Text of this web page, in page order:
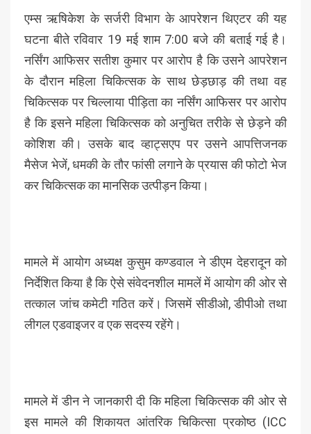
एम्स ऋषिकेश के सर्जरी विभाग के आपरेशन थिएटर की यह
घटना बीते रविवार 19 मई शाम 7:00 बजे की बताई गई है।
नर्सिंग आफिसर सतीश कुमार पर आरोप है कि उसने आपरेशन
के दौरान महिला चिकित्सक के साथ छेड़छाड़ की तथा वह
चिकित्सक पर चिल्लाया पीड़िता का नर्सिंग आफिसर पर आरोप
है कि इसने महिला चिकित्सक को अनुचित तरीके से छेड़ने की
कोशिश की। उसके बाद व्हाट्सएप पर उसने आपत्तिजनक
मैसेज भेजें, धमकी के तौर फांसी लगाने के प्रयास की फोटो भेज
कर चिकित्सक का मानसिक उत्पीड़न किया।
मामले में आयोग अध्यक्ष कुसुम कण्डवाल ने डीएम देहरादून को
निर्देशित किया है कि ऐसे संवेदनशील मामलें में आयोग की ओर से
तत्काल जांच कमेटी गठित करें। जिसमें सीडीओ, डीपीओ तथा
लीगल एडवाइजर व एक सदस्य रहेंगे।
मामले में डीन ने जानकारी दी कि महिला चिकित्सक की ओर से
इस मामले की शिकायत आंतरिक चिकित्सा प्रकोष्ठ (ICC